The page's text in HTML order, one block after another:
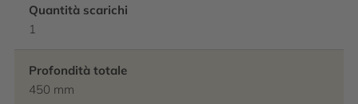
Quantità scarichi
1
Profondità totale
450 mm